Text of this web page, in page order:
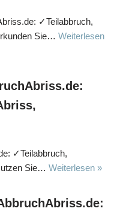
✓Teilabbruch,
Sie… Weiterlesen
✓Teilabbruch,
Sie… Weiterlesen »